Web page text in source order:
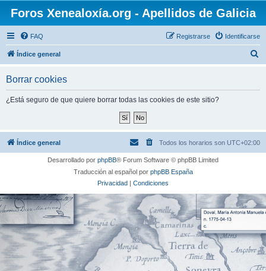
Foros Xenealoxía.org - Apellidos de Galicia
FAQ Identificarse
Registrarse
Índice general
Borrar cookies
¿Está seguro de que quiere borrar todas las cookies de este sitio?
Índice general Todos los horarios son UTC+02:00
Desarrollado por phpBB® Forum Software © phpBB Limited
Traducción al español por phpBB España
Privacidad | Condiciones